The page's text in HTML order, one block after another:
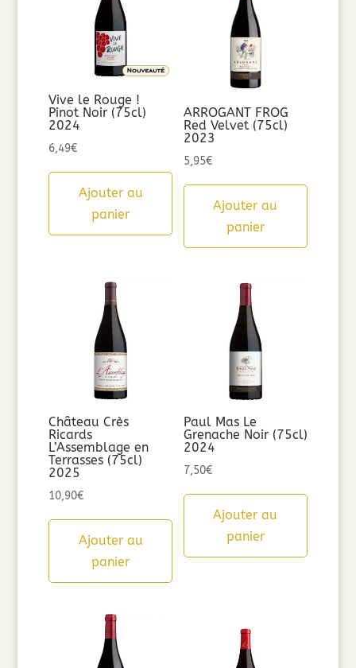
Vive le Rouge !
Pinot Noir (75cl)
2024
6,49€
Ajouter au
panier
ARROGANT FROG
Red Velvet (75cl)
2023
5,95€
Ajouter au
panier
Château Crès
Ricards
L’Assemblage en
Terrasses (75cl)
2025
10,90€
Ajouter au
panier
Paul Mas Le
Grenache Noir (75cl)
2024
7,50€
Ajouter au
panier